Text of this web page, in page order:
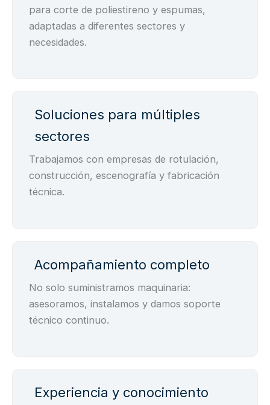
para corte de poliestireno y espumas,
adaptadas a diferentes sectores y
necesidades.
Soluciones para múltiples
sectores
Trabajamos con empresas de rotulación,
construcción, escenografía y fabricación
técnica.
Acompañamiento completo
No solo suministramos maquinaria:
asesoramos, instalamos y damos soporte
técnico continuo.
Experiencia y conocimiento